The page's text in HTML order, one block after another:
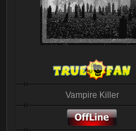
Vampire Killer